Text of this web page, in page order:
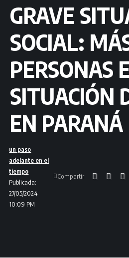
GRAVE
SOCIAL:
PERSONAS
SITUACIÓN
EN PARANÁ
Publicada:
27/05/2024
10:09 PM
un paso
adelante en el
tiempo
Compartir